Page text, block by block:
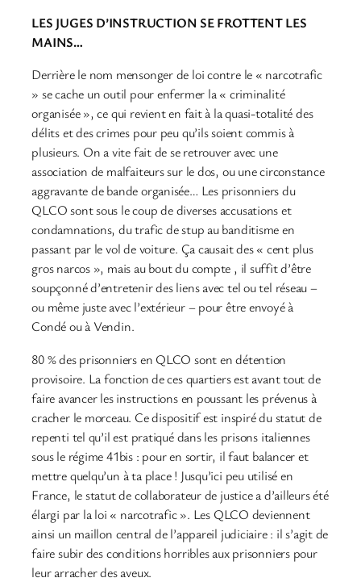
LES JUGES D’INSTRUCTION SE FROTTENT LES
MAINS…
Derrière le nom mensonger de loi contre le « narcotrafic
» se cache un outil pour enfermer la « criminalité
organisée », ce qui revient en fait à la quasi-totalité des
délits et des crimes pour peu qu’ils soient commis à
plusieurs. On a vite fait de se retrouver avec une
association de malfaiteurs sur le dos, ou une circonstance
aggravante de bande organisée… Les prisonniers du
QLCO sont sous le coup de diverses accusations et
condamnations, du trafic de stup au banditisme en
passant par le vol de voiture. Ça causait des « cent plus
gros narcos », mais au bout du compte , il suffit d’être
soupçonné d’entretenir des liens avec tel ou tel réseau –
ou même juste avec l’extérieur – pour être envoyé à
Condé ou à Vendin.
80 % des prisonniers en QLCO sont en détention
provisoire. La fonction de ces quartiers est avant tout de
faire avancer les instructions en poussant les prévenus à
cracher le morceau. Ce dispositif est inspiré du statut de
repenti tel qu’il est pratiqué dans les prisons italiennes
sous le régime 41bis : pour en sortir, il faut balancer et
mettre quelqu’un à ta place ! Jusqu’ici peu utilisé en
France, le statut de collaborateur de justice a d’ailleurs été
élargi par la loi « narcotrafic ». Les QLCO deviennent
ainsi un maillon central de l’appareil judiciaire : il s’agit de
faire subir des conditions horribles aux prisonniers pour
leur arracher des aveux.